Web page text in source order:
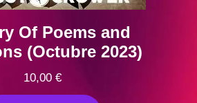
Of Poems and
(Octubre 2023)
10,00 €